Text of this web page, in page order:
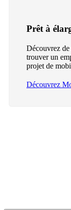
Prêt à
Découvrez
trouver un
projet de
Découvrez